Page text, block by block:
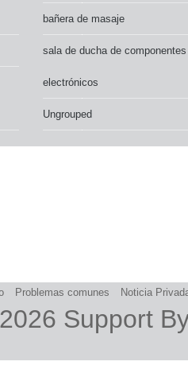
bañera de masaje
sala de ducha de componentes
electrónicos
Ungrouped
Problemas comunes Noticia
Support